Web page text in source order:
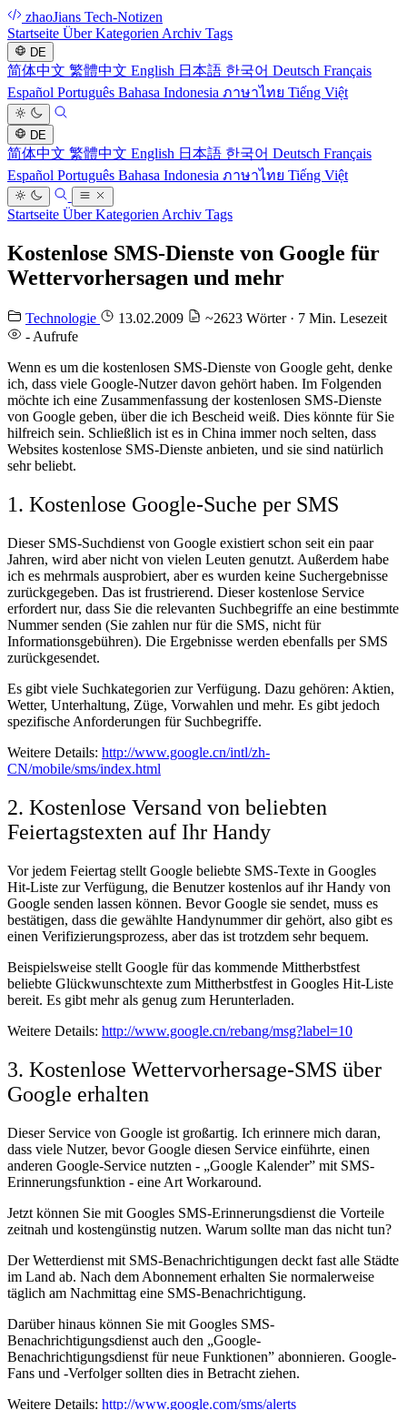
zhaoJians Tech-Notizen
Startseite ÜberKategorien Archiv Tags
DE
简体中文 繁體中文 English 日本語 한국어 Deutsch Français
Español Português Bahasa Indonesia ภาษาไทย Tiếng Việt
DE
简体中文 繁體中文 English 日本語 한국어 Deutsch Français
Español Português Bahasa Indonesia ภาษาไทย Tiếng Việt
Startseite ÜberKategorien Archiv Tags
Kostenlose SMS-Dienste von Google für
Wettervorhersagen und mehr
Technologie 13.02.2009
~2623 Wörter · 7 Min. Lesezeit
- Aufrufe
Wenn es um die kostenlosen SMS-Dienste von Google geht, denke
ich, dass viele Google-Nutzer davon gehört haben. Im Folgenden
möchte ich eine Zusammenfassung der kostenlosen SMS-Dienste
von Google geben, über die ich Bescheid weiß. Dies könnte für Sie
hilfreich sein. Schließlich ist es in China immer noch selten, dass
Websites kostenlose SMS-Dienste anbieten, und sie sind natürlich
sehr beliebt.
1. Kostenlose Google-Suche per SMS
Dieser SMS-Suchdienst von Google existiert schon seit ein paar
Jahren, wird aber nicht von vielen Leuten genutzt. Außerdem habe
ich es mehrmals ausprobiert, aber es wurden keine Suchergebnisse
zurückgegeben. Das ist frustrierend. Dieser kostenlose Service
erfordert nur, dass Sie die relevanten Suchbegriffe an eine bestimmte
Nummer senden (Sie zahlen nur für die SMS, nicht für
Informationsgebühren). Die Ergebnisse werden ebenfalls per SMS
zurückgesendet.
Es gibt viele Suchkategorien zur Verfügung. Dazu gehören: Aktien,
Wetter, Unterhaltung, Züge, Vorwahlen und mehr. Es gibt jedoch
spezifische Anforderungen für Suchbegriffe.
Weitere Details: http://www.google.cn/intl/zh-
CN/mobile/sms/index.html
2. Kostenlose Versand von beliebten
Feiertagstexten auf Ihr Handy
Vor jedem Feiertag stellt Google beliebte SMS-Texte in Googles
Hit-Liste zur Verfügung, die Benutzer kostenlos auf ihr Handy von
Google senden lassen können. Bevor Google sie sendet, muss es
bestätigen, dass die gewählte Handynummer dir gehört, also gibt es
einen Verifizierungsprozess, aber das ist trotzdem sehr bequem.
Beispielsweise stellt Google für das kommende Mittherbstfest
beliebte Glückwunschtexte zum Mittherbstfest in Googles Hit-Liste
bereit. Es gibt mehr als genug zum Herunterladen.
Weitere Details: http://www.google.cn/rebang/msg?label=10
3. Kostenlose Wettervorhersage-SMS über
Google erhalten
Dieser Service von Google ist großartig. Ich erinnere mich daran,
dass viele Nutzer, bevor Google diesen Service einführte, einen
anderen Google-Service nutzten - „Google Kalender” mit SMS-
Erinnerungsfunktion - eine Art Workaround.
Jetzt können Sie mit Googles SMS-Erinnerungsdienst die Vorteile
zeitnah und kostengünstig nutzen. Warum sollte man das nicht tun?
Der Wetterdienst mit SMS-Benachrichtigungen deckt fast alle Städte
im Land ab. Nach dem Abonnement erhalten Sie normalerweise
täglich am Nachmittag eine SMS-Benachrichtigung.
Darüber hinaus können Sie mit Googles SMS-
Benachrichtigungsdienst auch den „Google-
Benachrichtigungsdienst für neue Funktionen” abonnieren. Google-
Fans und -Verfolger sollten dies in Betracht ziehen.
Weitere Details: http://www.google.com/sms/alerts